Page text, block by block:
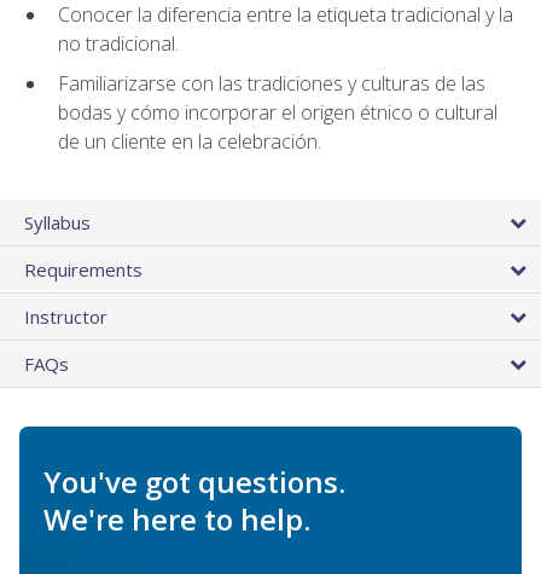
Conocer la diferencia entre la etiqueta tradicional y la
no tradicional.
Familiarizarse con las tradiciones y culturas de las
bodas y cómo incorporar el origen étnico o cultural
de un cliente en la celebración.
Syllabus
Requirements
Instructor
FAQs
You've got questions.
We're here to help.